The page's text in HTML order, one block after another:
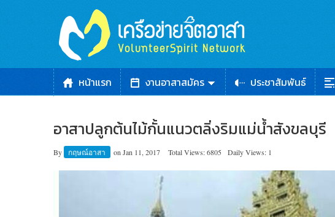
หน้าแรก งานอาสาสมัคร ประชาสัมพันธ์
อาสาปลูกต้นไม้กั้นแนวตลิ่งริมแม่น้ำสังขลบุรี
By กฤษณ์อาสา on Jan 11, 2017 Total Views: 6805 Daily Views: 1